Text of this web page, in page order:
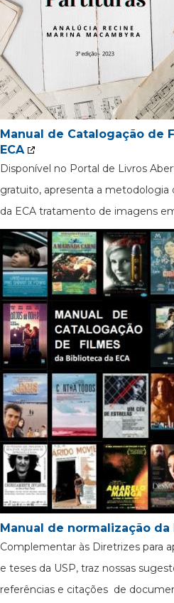
Manual de Catalogação de
ECA
Disponível no Portal de Livros
gratuito, apresenta a metodologia
da ECA tratamento de imagens
Manual de normalização da
Complementar às Diretrizes para
e teses da USP, traz nossas
referências e citações de